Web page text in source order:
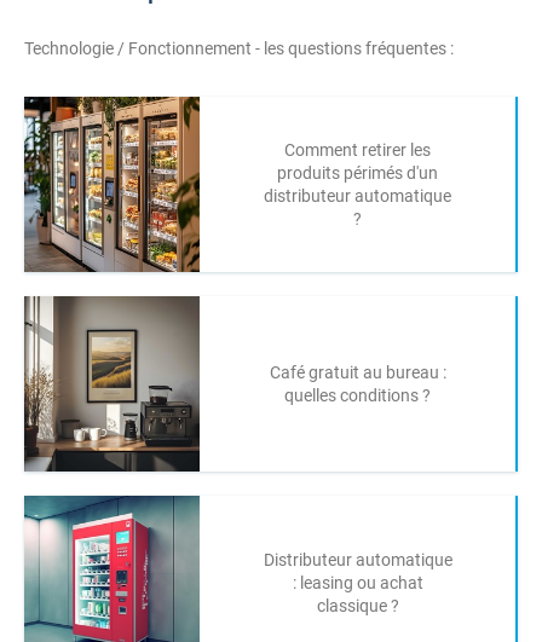
Technologie / Fonctionnement - les questions fréquentes :
Comment retirer les
produits périmés d'un
distributeur automatique
?
Café gratuit au bureau :
quelles conditions ?
Distributeur automatique
: leasing ou achat
classique ?